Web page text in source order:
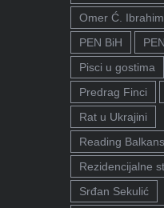
Omer Ć.
PEN BiH
Pisci u gostima
Predrag Finci
Rat u Ukrajini
Reading
Rezidencijalne
Srđan Sekulić